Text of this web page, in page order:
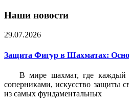
Наши новости
29.07.2026
Защита Фигур в Шахматах:
В мире шахмат, где
соперниками, искусство защиты
из самых фундаментальных